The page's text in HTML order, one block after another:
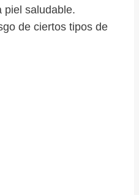
piel saludable.
de ciertos tipos de